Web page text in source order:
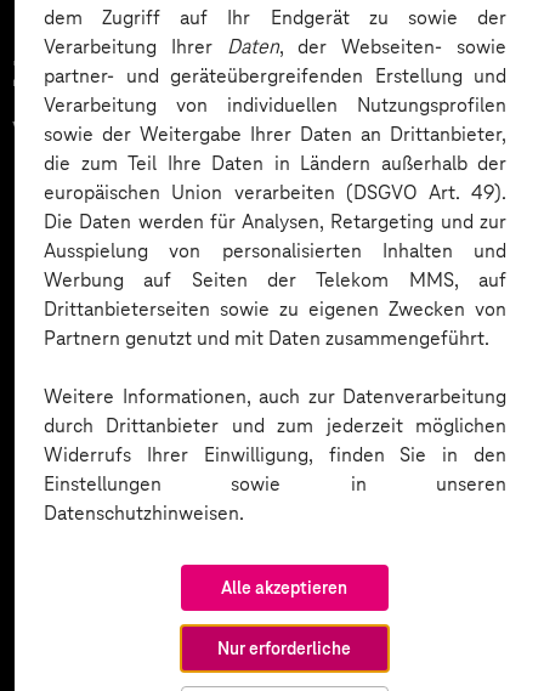
dem Zugriff auf Ihr Endgerät zu sowie der
Verarbeitung Ihrer Daten, der Webseiten- sowie
partner- und geräteübergreifenden Erstellung und
Verarbeitung von individuellen Nutzungsprofilen
sowie der Weitergabe Ihrer Daten an Drittanbieter,
die zum Teil Ihre Daten in Ländern außerhalb der
europäischen Union verarbeiten (DSGVO Art. 49).
Die Daten werden für Analysen, Retargeting und zur
Ausspielung von personalisierten Inhalten und
Werbung auf Seiten der Telekom MMS, auf
Drittanbieterseiten sowie zu eigenen Zwecken von
Partnern genutzt und mit Daten zusammengeführt.
Weitere Informationen, auch zur Datenverarbeitung
durch Drittanbieter und zum jederzeit möglichen
Widerrufs Ihrer Einwilligung, finden Sie in den
Einstellungen sowie in unseren
Datenschutzhinweisen.
Alle akzeptieren
Nur erforderliche
Zahlreiche Unternehmen
vertrauen auf unsere
Expertise. Hier eine Auswahl: